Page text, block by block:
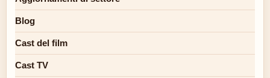
Blog
Cast del film
Cast TV